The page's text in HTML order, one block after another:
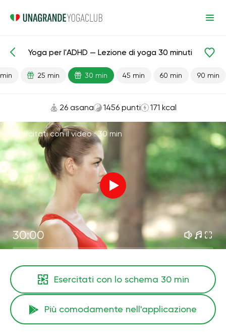
Lezioni pronte Antistress
Yoga per l'ADHD — Lezione di yoga 30 minuti
25 min 30 min 45 min 60 min 90 min
26 asana 1456 punti 171 kcal
Esercitati con il video ·30 min
30:00
Esercitati con lo schema 30 min
Più comodamente nell'applicazione